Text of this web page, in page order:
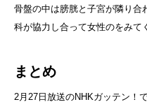
骨盤の中は膀胱と子宮が隣り合
科が協力し合って女性のをみて
まとめ
2月27日放送のNHKガッテン！